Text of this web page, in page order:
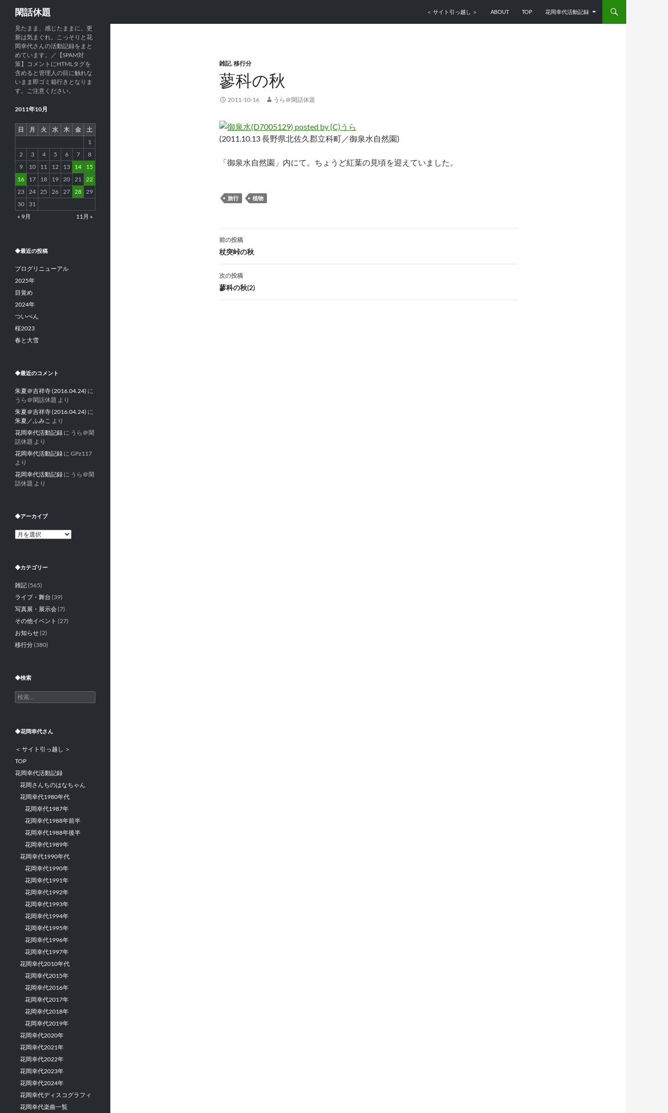
閑話休題
＜ サイト引っ越し ＞
ABOUT TOP 花岡幸代活動記録
雑記,移行分
蓼科の秋
2011-10-16 うら＠閑話休題
(2011.10.13 長野県北佐久郡立科町／御泉水自然園)
「御泉水自然園」内にて。ちょうど紅葉の見頃を迎えていました。
旅行 植物
投
稿
ナ
ビ
ゲ
前の投稿
杖突峠の秋
次の投稿
蓼科の秋(2)
見たまま、感じたままに。更
新は気まぐれ。こっそりと花
岡幸代さんの活動記録をまと
めています。／【SPAM対
策】コメントにHTMLタグを
含めると管理人の目に触れな
いまま即ゴミ箱行きとなりま
す。ご注意ください。
2011年10月
日 月 火 水 木 金
土
1
2
3 4 5 6 7
8
9
10 11 12 13 14
15
16
17 18 19 20 21 22
23 24 25 26 27 28 29
30
31
« 9月
11月 »
◆最近の投稿
ブログリニューアル
2025年
目覚め
2024年
ついぺん
桜2023
春と大雪
◆最近のコメント
朱夏＠吉祥寺 (2016.04.24) に
うら＠閑話休題 より
朱夏＠吉祥寺 (2016.04.24) に
朱夏／ふみこ より
花岡幸代活動記録 に うら＠閑
話休題 より
花岡幸代活動記録 に GPz117
より
花岡幸代活動記録 に うら＠閑
話休題 より
◆アーカイブ
◆
イ
◆カテゴリー
雑記(565)
ライブ・舞台 (39)
写真展・展示会(7)
その他イベント (27)
お知らせ(2)
移行分(380)
◆検索
検
索:
◆花岡幸代さん
＜ サイト引っ越し ＞
TOP
花岡幸代活動記録
花岡さんちのはなちゃん
花岡幸代1980年代
花岡幸代1987年
花岡幸代1988年前半
花岡幸代1988年後半
花岡幸代1989年
花岡幸代1990年代
花岡幸代1990年
花岡幸代1991年
花岡幸代1992年
花岡幸代1993年
花岡幸代1994年
花岡幸代1995年
花岡幸代1996年
花岡幸代1997年
花岡幸代2010年代
花岡幸代2015年
花岡幸代2016年
花岡幸代2017年
花岡幸代2018年
花岡幸代2019年
花岡幸代2020年
花岡幸代2021年
花岡幸代2022年
花岡幸代2023年
花岡幸代2024年
花岡幸代ディスコグラフィ
花岡幸代楽曲一覧